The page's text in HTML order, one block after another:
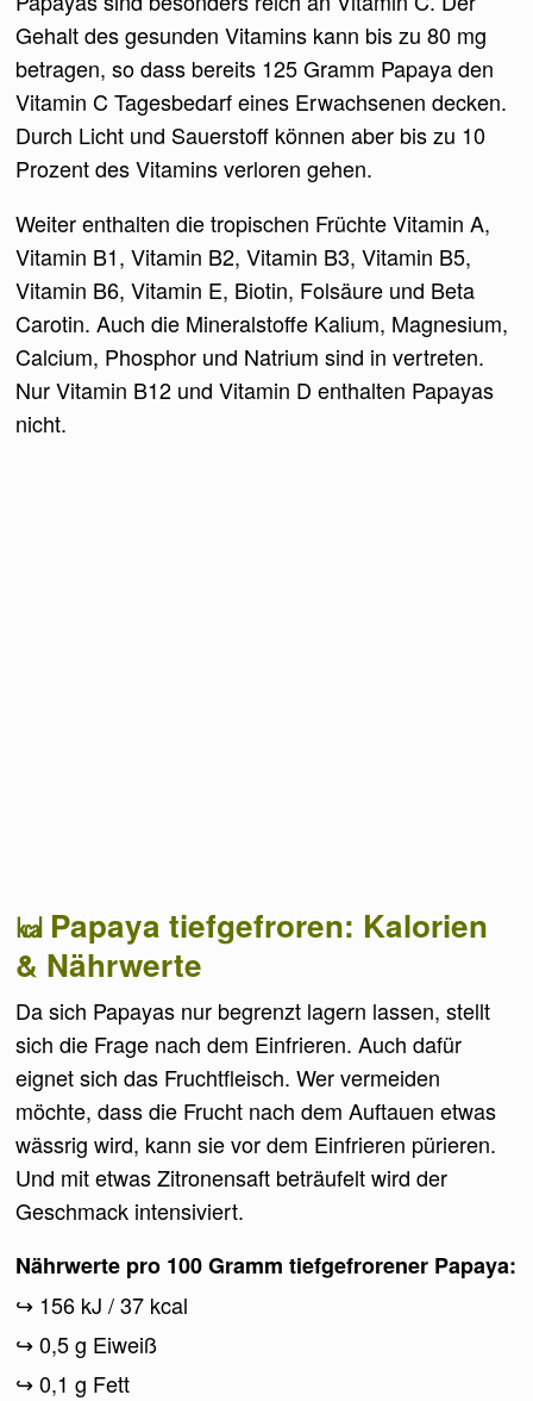
Gehalt des gesunden Vitamins kann bis zu 80 mg
betragen, so dass bereits 125 Gramm Papaya den
Vitamin C Tagesbedarf eines Erwachsenen decken.
Durch Licht und Sauerstoff können aber bis zu 10
Prozent des Vitamins verloren gehen.
Weiter enthalten die tropischen Früchte Vitamin A,
Vitamin B1, Vitamin B2, Vitamin B3, Vitamin B5,
Vitamin B6, Vitamin E, Biotin, Folsäure und Beta
Carotin. Auch die Mineralstoffe Kalium, Magnesium,
Calcium, Phosphor und Natrium sind in vertreten.
Nur Vitamin B12 und Vitamin D enthalten Papayas
nicht.
Papaya tiefgefroren: Kalorien
& Nährwerte
Da sich Papayas nur begrenzt lagern lassen, stellt
sich die Frage nach dem Einfrieren. Auch dafür
eignet sich das Fruchtfleisch. Wer vermeiden
möchte, dass die Frucht nach dem Auftauen etwas
wässrig wird, kann sie vor dem Einfrieren pürieren.
Und mit etwas Zitronensaft beträufelt wird der
Geschmack intensiviert.
Nährwerte pro 100 Gramm tiefgefrorener Papaya:
156 kJ / 37 kcal
0,5 g Eiweiß
0,1 g Fett